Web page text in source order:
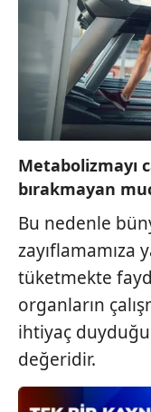
için Ayarlar
Metnimiziziyaret
6698 sayılı Kişisel
hazırlanmış
ilgili mevzuata
almak için lütfen
Metabolizmayı
bırakmayan
Bu nedenle
zayıflamamıza
tüketmekte
organların
ihtiyaç
değeridir.